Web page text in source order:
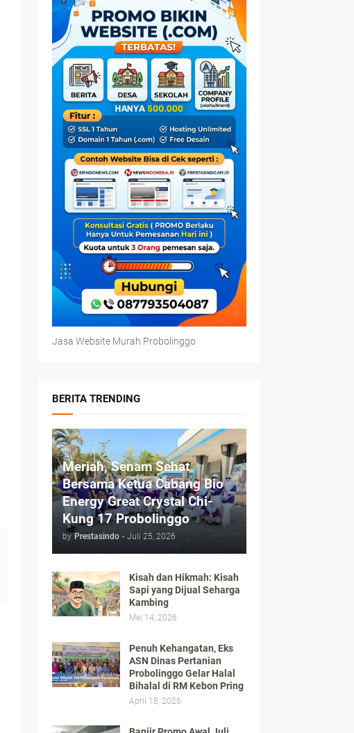
Jasa Website Murah Probolinggo
BERITA TRENDING
Meriah, Senam Sehat
Bersama Ketua Cabang Bio
Energy Great Crystal Chi-
Kung 17 Probolinggo
by Prestasindo - Juli 25, 2026
Kisah dan Hikmah: Kisah
Sapi yang Dijual Seharga
Kambing
Mei 14, 2026
Penuh Kehangatan, Eks
ASN Dinas Pertanian
Probolinggo Gelar Halal
Bihalal di RM Kebon Pring
April 18, 2026